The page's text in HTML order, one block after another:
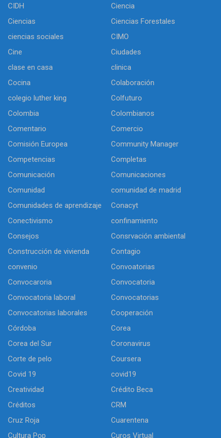
CIDH
Ciencia
Ciencias
Ciencias Forestales
ciencias sociales
CIMO
Cine
Ciudades
clase en casa
clinica
Cocina
Colaboración
colegio luther king
Colfuturo
Colombia
Colombianos
Comentario
Comercio
Comisión Europea
Community Manager
Competencias
Completas
Comunicación
Comunicaciones
Comunidad
comunidad de madrid
Comunidades de aprendizaje
Conacyt
Conectivismo
confinamiento
Consejos
Consrvación ambiental
Construcción de vivienda
Contagio
convenio
Convoatorias
Convocaroria
Convocatoria
Convocatoria laboral
Convocatorias
Convocatorias laborales
Cooperación
Córdoba
Corea
Corea del Sur
Coronavirus
Corte de pelo
Coursera
Covid 19
covid19
Creatividad
Crédito Beca
Créditos
CRM
Cruz Roja
Cuarentena
Cultura Pop
Curos Virtual